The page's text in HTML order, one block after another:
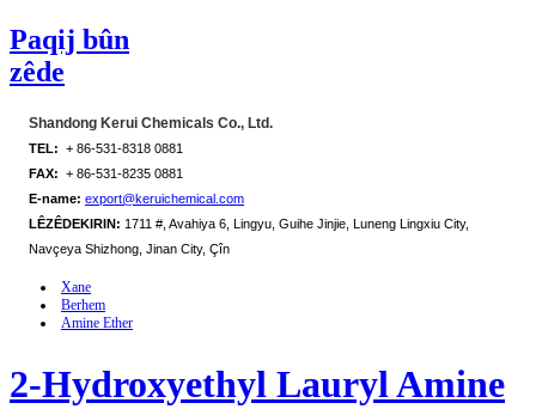
Paqij bûn
zêde
Shandong Kerui Chemicals Co., Ltd.
TEL: + 86-531-8318 0881
FAX: + 86-531-8235 0881
E-name: export@keruichemical.com
LÊZÊDEKIRIN: 1711 #, Avahiya 6, Lingyu, Guihe Jinjie, Luneng Lingxiu City,
Navçeya Shizhong, Jinan City, Çîn
Xane
Berhem
Amine Ether
2-Hydroxyethyl Lauryl Amine